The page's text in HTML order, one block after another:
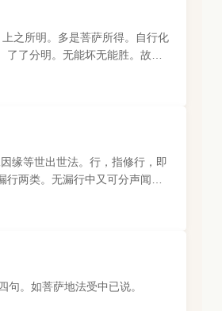
之所明。多是菩萨所得。自行化
了分明。无能坏无能胜。故名
缘等世出世法。行，指修行，即
行两类。无漏行中又可分声闻
。如菩萨地法受中已说。